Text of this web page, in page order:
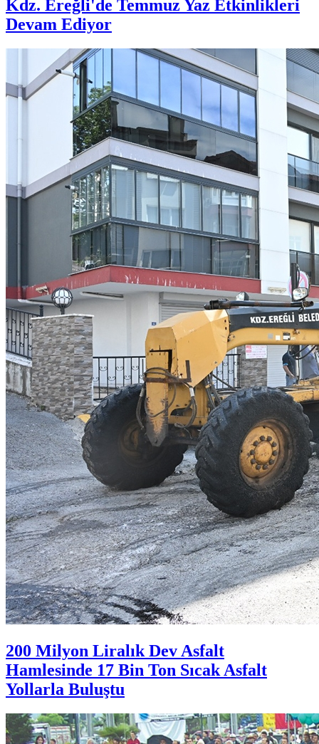
Kdz. Ereğli'de Temmuz Yaz Etkinlikleri
Devam Ediyor
200 Milyon Liralık Dev Asfalt
Hamlesinde 17 Bin Ton Sıcak Asfalt
Yollarla Buluştu